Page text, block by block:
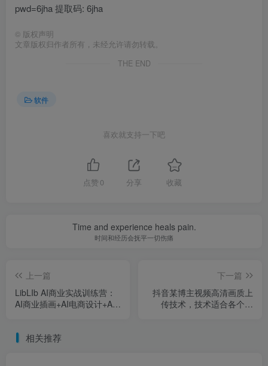
pwd=6jha 提取码: 6jha
© 版权声明
文章版权归作者所有，未经允许请勿转载。
THE END
软件
喜欢就支持一下吧
点赞 0 分享 收藏
Time and experience heals pain.
时间和经历会抚平一切伤痛
上一篇
LibLIb AI商业实战训练营：
AI商业插画+AI电商设计+AI
下一篇
抖音某博主视频高清画质上
传技术，技术适合各个领
相关推荐